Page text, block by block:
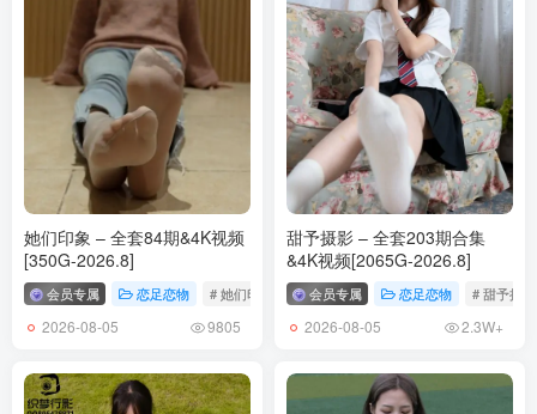
她们印象 – 全套84期&4K视频
[350G-2026.8]
会员专属 恋足恋物 # 她们印象
2026-08-05 9805
甜予摄影 – 全套203期合集
&4K视频[2065G-2026.8]
会员专属 恋足恋物 # 甜予摄影
2026-08-05 2.3W+